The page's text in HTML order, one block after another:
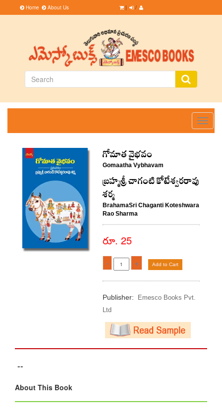
Home About Us | /
Toggle
గోమాత వైభవం
Gomaatha Vybhavam
‌బ్రహ్మశ్రీ చాగంటి కోటేశ్వరరావు
శర్మ
BrahamaSri Chaganti Koteshwara
Rao Sharma
రూ. 25
- + Add to Cart
Publisher:
Emesco Books Pvt.
Ltd
--
About This Book